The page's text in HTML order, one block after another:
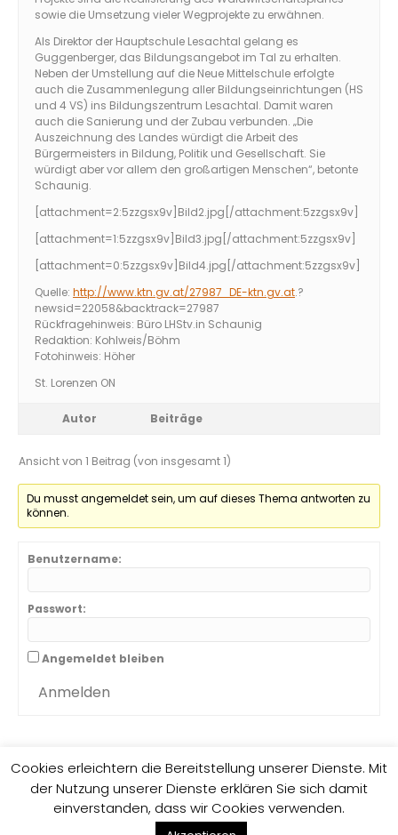
sowie die Umsetzung vieler Wegprojekte zu erwähnen.
Als Direktor der Hauptschule Lesachtal gelang es
Guggenberger, das Bildungsangebot im Tal zu erhalten.
Neben der Umstellung auf die Neue Mittelschule erfolgte
auch die Zusammenlegung aller Bildungseinrichtungen (HS
und 4 VS) ins Bildungszentrum Lesachtal. Damit waren
auch die Sanierung und der Zubau verbunden. „Die
Auszeichnung des Landes würdigt die Arbeit des
Bürgermeisters in Bildung, Politik und Gesellschaft. Sie
würdigt aber vor allem den großartigen Menschen“, betonte
Schaunig.
[attachment=2:5zzgsx9v] Bild2.jpg [/attachment:5zzgsx9v]
[attachment=1:5zzgsx9v] Bild3.jpg [/attachment:5zzgsx9v]
[attachment=0:5zzgsx9v] Bild4.jpg [/attachment:5zzgsx9v]
Quelle: http://www.ktn.gv.at/27987_DE-ktn.gv.at.?
newsid=22058&backtrack=27987
Rückfragehinweis: Büro LHStv.in Schaunig
Redaktion: Kohlweis/Böhm
Fotohinweis: Höher
St. Lorenzen ON
Autor Beiträge
Ansicht von 1 Beitrag (von insgesamt 1)
Du musst angemeldet sein, um auf dieses Thema antworten zu
können.
Benutzername:
Passwort:
Angemeldet bleiben
Anmelden
Impressum Datenschutzrichtlinie
Cookies erleichtern die Bereitstellung unserer Dienste. Mit
der Nutzung unserer Dienste erklären Sie sich damit
einverstanden, dass wir Cookies verwenden.